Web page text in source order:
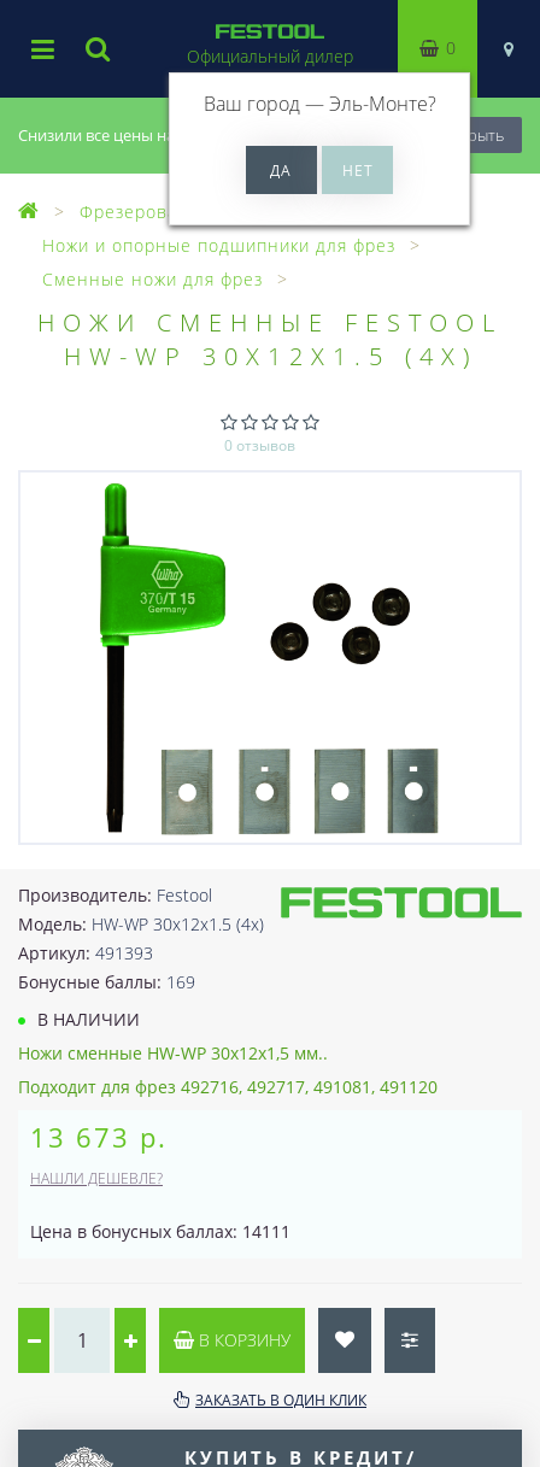
Снизили все цены на 20%, успей купить! Закрыть
Официальный дилер
Ваш город —Эль-Монте?
0
Фрезерование
Ножи и опорные подшипники для фрез
Сменные ножи для фрез
НОЖИ СМЕННЫЕ FESTOOL
HW-WP 30X12X1.5 (4X)
0 отзывов
Производитель: Festool
Модель: HW-WP 30x12x1.5 (4x)
Артикул: 491393
Бонусные баллы: 169
В НАЛИЧИИ
Ножи сменные HW-WP 30x12x1,5 мм..
Подходит для фрез 492716, 492717, 491081, 491120
13 673 р.
НАШЛИ ДЕШЕВЛЕ?
Цена в бонусных баллах: 14111
В КОРЗИНУ
ЗАКАЗАТЬ В ОДИН КЛИК
КУПИТЬ В КРЕДИТ/